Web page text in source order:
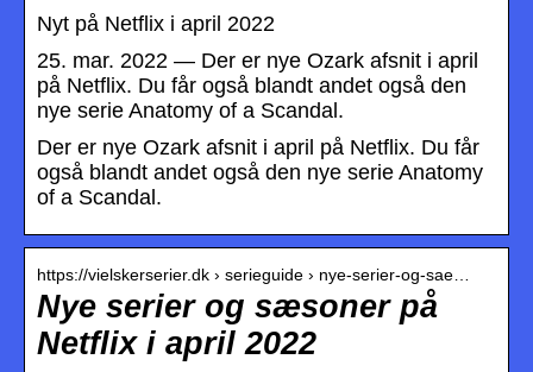
Nyt på Netflix i april 2022
25. mar. 2022 — Der er nye Ozark afsnit i april
på Netflix. Du får også blandt andet også den
nye serie Anatomy of a Scandal.
Der er nye Ozark afsnit i april på Netflix. Du får
også blandt andet også den nye serie Anatomy
of a Scandal.
https://vielskerserier.dk › serieguide › nye-serier-og-sae…
Nye serier og sæsoner på
Netflix i april 2022